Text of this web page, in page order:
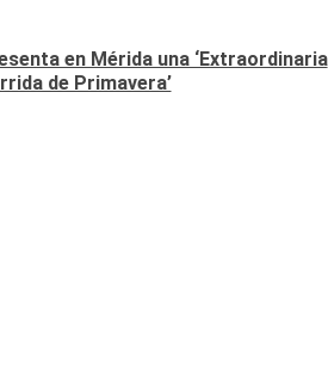
en Mérida una ‘Extraordinaria
de Primavera’